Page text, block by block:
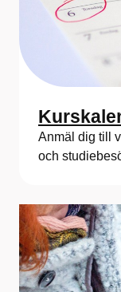
Anmäl dig till
och